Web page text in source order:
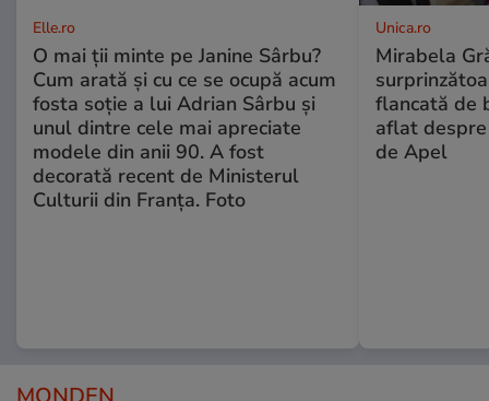
Elle.ro
O mai ții minte pe Janine Sârbu?
Cum arată și cu ce se ocupă acum
fosta soție a lui Adrian Sârbu și
unul dintre cele mai apreciate
modele din anii 90. A fost
decorată recent de Ministerul
Culturii din Franța. Foto
Unica.ro
Mirabela
flancată de
aflat
de Apel